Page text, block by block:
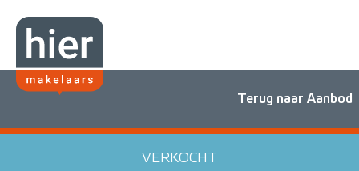
Terug naar Aanbod
VERKOCHT